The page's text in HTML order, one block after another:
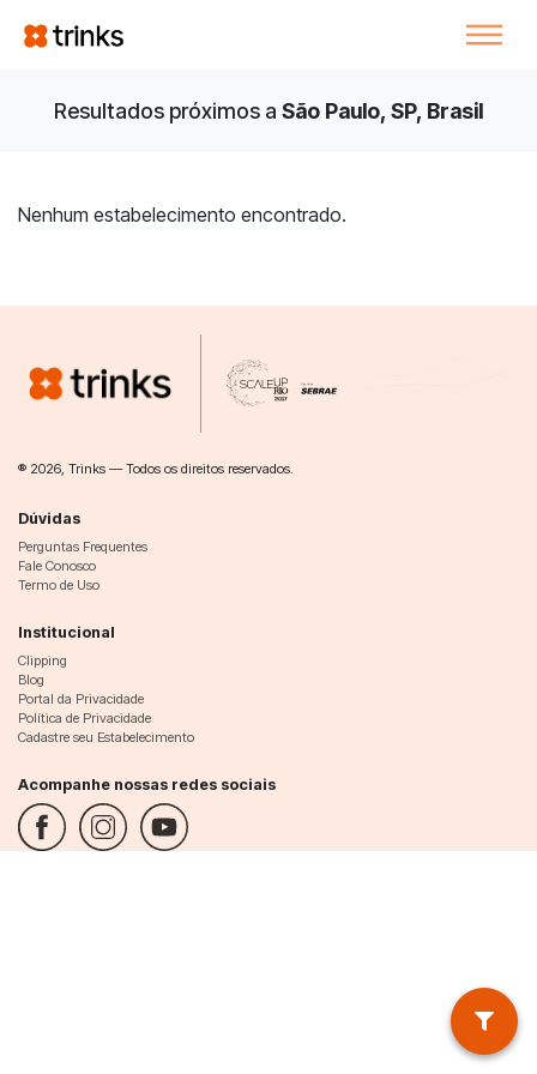
Resultados próximos a São Paulo, SP, Brasil
Nenhum estabelecimento encontrado.
® 2026, Trinks — Todos os direitos reservados.
Dúvidas
Perguntas Frequentes
Fale Conosco
Termo de Uso
Institucional
Clipping
Blog
Portal da Privacidade
Política de Privacidade
Cadastre seu Estabelecimento
Acompanhe nossas redes sociais